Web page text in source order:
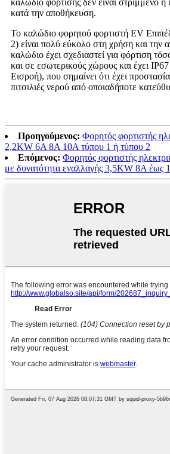
καλώδιο φόρτισης δεν είναι στριμμένο
κατά την αποθήκευση.
Το καλώδιο φορητού φορτιστή EV
2) είναι πολύ εύκολο στη χρήση και την
καλώδιο έχει σχεδιαστεί για φόρτιση
και σε εσωτερικούς χώρους και έχει
Εισροή), που σημαίνει ότι έχει
πιτσιλιές νερού από οποιαδήποτε
Προηγούμενος: Φορητός φορτιστής
2,2KW 6A 8A 10A τύπου 1 ή τύπου 2
Επόμενος: Φορητός φορτιστής
με δυνατότητα εναλλαγής 3,5KW 8A έως